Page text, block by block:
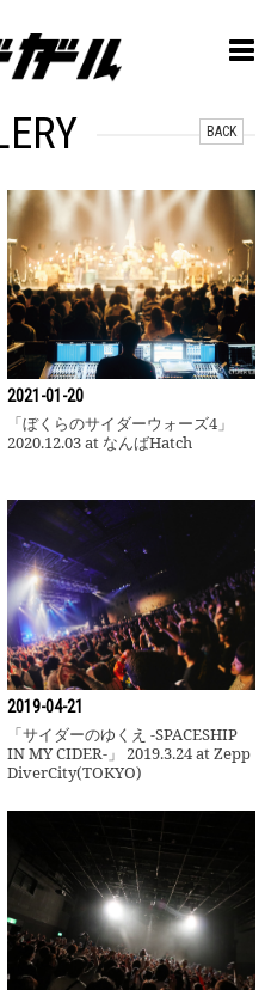
BACK
「ぼくらのサイダーウォーズ4」
2021-01-20
「ぼくらのサイダーウォーズ4」
2020.12.03 at なんばHatch
「ぼくらのサイダーウォーズ4
2019-04-21
「サイダーのゆくえ -SPACESHIP
IN MY CIDER-」 2019.3.24 at Zepp
DiverCity(TOKYO)